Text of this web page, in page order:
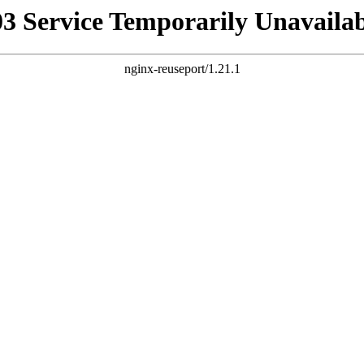
Service Temporarily
nginx-reuseport/1.21.1